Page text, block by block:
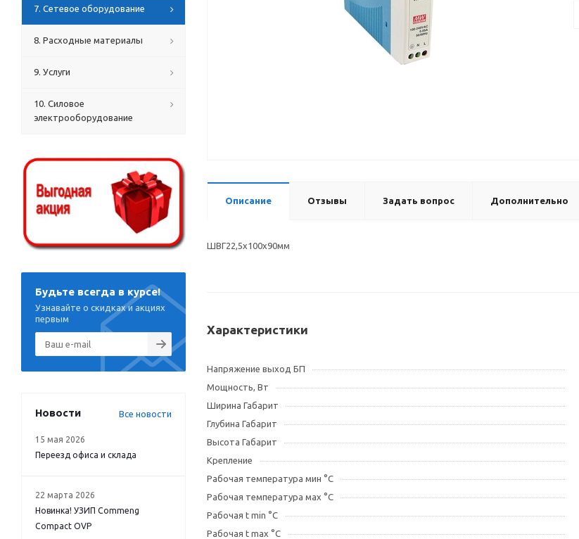
Описание Отзывы Задать вопрос Дополнительно
ШВГ22,5х100х90мм
Характеристики
Напряжение выход БП
Мощность, Вт
Ширина Габарит
Глубина Габарит
Высота Габарит
Крепление
Рабочая температура мин °C
Рабочая температура мах °C
Рабочая t min °C
Рабочая t max °C
7. Сетевое оборудование
8. Расходные материалы
9. Услуги
10. Силовое
электрооборудование
Будьте всегда в курсе!
Узнавайте о скидках и акциях
первым
Новости Все новости
15 мая 2026
Переезд офиса и склада
22 марта 2026
Новинка! УЗИП Commeng
Compact OVP